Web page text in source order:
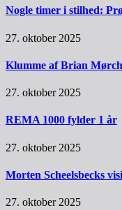
Nogle timer i stilhed:
27. oktober 2025
Klumme af Brian Mørch
27. oktober 2025
REMA 1000 fylder 1 år
27. oktober 2025
Morten Scheelsbecks
27. oktober 2025